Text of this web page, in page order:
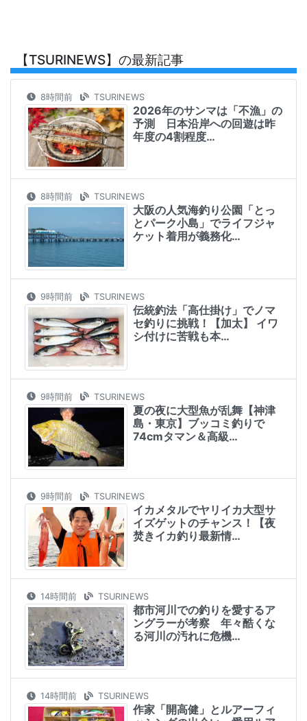
【TSURINEWS】の最新記事
8時間前 TSURINEWS
2026年のサンマは「不漁」の
予測 日本沿岸への回遊は昨
年度の4割程度…
8時間前 TSURINEWS
大阪の人気海釣り公園「とっ
とパーク小島」でライフジャ
ケット着用が義務化…
9時間前 TSURINEWS
伝統釣法「高仕掛け」でノマ
セ釣りに挑戦！【加太】 イワ
シ付けに苦戦も本…
9時間前 TSURINEWS
夏の夜に大型魚が乱舞【神津
島・東京】ブッコミ釣りで
74cmタマン＆高級…
9時間前 TSURINEWS
イカメタルでヤリイカ大型サ
イズゲットのチャンス！【夜
焚きイカ釣り最新情…
14時間前 TSURINEWS
都市河川での釣りを愛するア
ングラーが考察 年々酷くな
る河川の汚れに危機…
14時間前 TSURINEWS
作家「開高健」とルアーフィ